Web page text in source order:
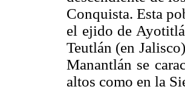
Conquista. Esta
el ejido de
Teutlán (en
Manantlán se
altos como en la